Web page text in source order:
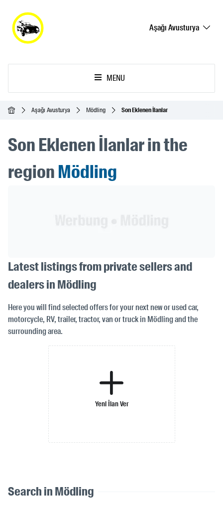
Aşağı Avusturya
MENU
Ana SayfaAşağı Avusturya Mödling Son Eklenen İlanlar
Son Eklenen İlanlar in the
regionMödling
Latest listings from private sellers and
dealers in Mödling
Here you will find selected offers for your next new or used car,
motorcycle, RV, trailer, tractor, van or truck in Mödling and the
surrounding area.
Yeni İlan Ver
Search in Mödling